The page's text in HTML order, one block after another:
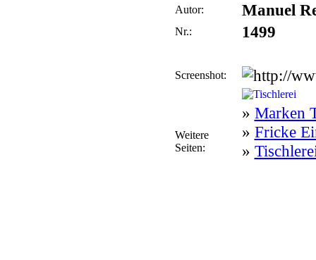
Autor: Manuel
Nr.: 1499
Screenshot:
Weitere
Seiten:
» Marken
» Fricke
»